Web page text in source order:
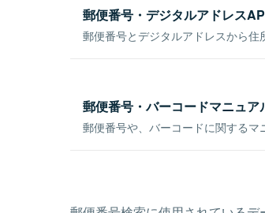
郵便番号・デジタルアドレス
郵便番号とデジタルアドレスから住
郵便番号・バーコードマニュア
郵便番号や、バーコードに関するマ